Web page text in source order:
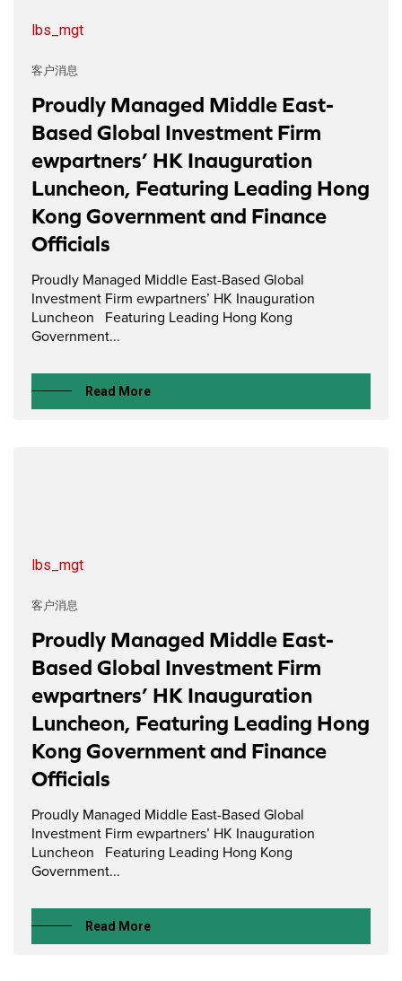
lbs_mgt
客户消息
Proudly Managed Middle East-
Based Global Investment Firm
ewpartners’ HK Inauguration
Luncheon, Featuring Leading Hong
Kong Government and Finance
Officials
Proudly Managed Middle East-Based Global
Investment Firm ewpartners’ HK Inauguration
Luncheon Featuring Leading Hong Kong
Government...
Read More
lbs_mgt
客户消息
Proudly Managed Middle East-
Based Global Investment Firm
ewpartners’ HK Inauguration
Luncheon, Featuring Leading Hong
Kong Government and Finance
Officials
Proudly Managed Middle East-Based Global
Investment Firm ewpartners’ HK Inauguration
Luncheon Featuring Leading Hong Kong
Government...
Read More